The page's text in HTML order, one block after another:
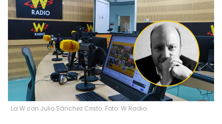
La W con Julio Sánchez Cristo. Foto: W Radio.